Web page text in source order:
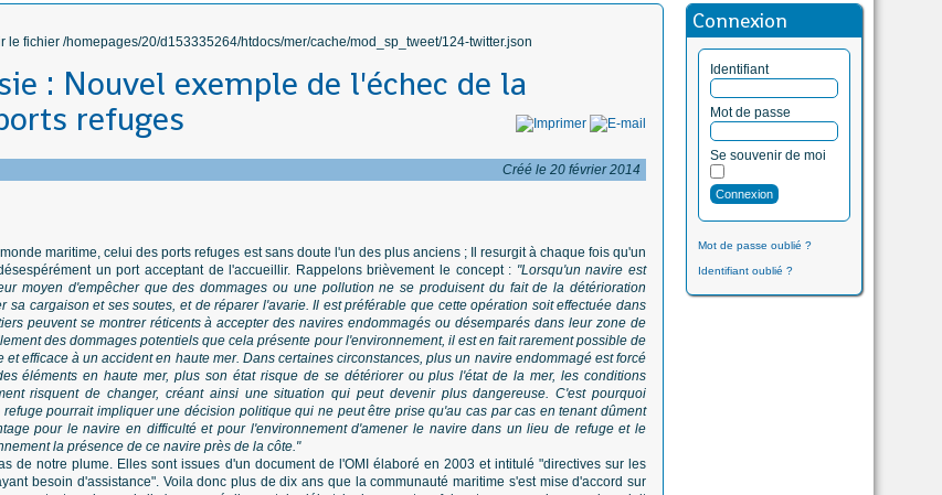
Connexion
Identifiant
Mot de passe
Se souvenir de moi
Mot de passe oublié ?
Identifiant oublié ?
le fichier /homepages/20/d153335264/htdocs/mer/cache/mod_sp_tweet/124-twitter.json
: Nouvel exemple de l'échec de la
refuges
Créé le 20 février 2014
maritime, celui des ports refuges est sans doute l'un des plus anciens ; Il resurgit à chaque fois qu'un
un port acceptant de l'accueillir. Rappelons brièvement le concept : "Lorsqu'un navire est
moyen d'empêcher que des dommages ou une pollution ne se produisent du fait de la détérioration
sa cargaison et ses soutes, et de réparer l'avarie. Il est préférable que cette opération soit effectuée dans
peuvent se montrer réticents à accepter des navires endommagés ou désemparés dans leur zone de
des dommages potentiels que cela présente pour l'environnement, il est en fait rarement possible de
et efficace à un accident en haute mer. Dans certaines circonstances, plus un navire endommagé est forcé
éléments en haute mer, plus son état risque de se détériorer ou plus l'état de la mer, les conditions
risquent de changer, créant ainsi une situation qui peut devenir plus dangereuse. C'est pourquoi
pourrait impliquer une décision politique qui ne peut être prise qu'au cas par cas en tenant dûment
pour le navire en difficulté et pour l'environnement d'amener le navire dans un lieu de refuge et le
la présence de ce navire près de la côte."
de notre plume. Elles sont issues d'un document de l'OMI élaboré en 2003 et intitulé "directives sur les
besoin d'assistance". Voila donc plus de dix ans que la communauté maritime s'est mise d'accord sur